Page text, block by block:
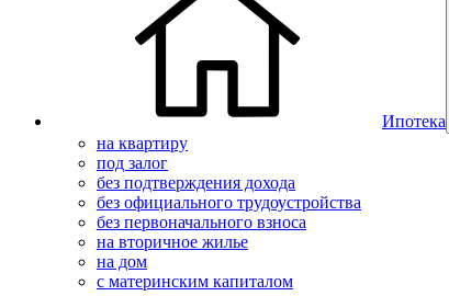
Ипотека
на квартиру
под залог
без подтверждения дохода
без официального трудоустройства
без первоначального взноса
на вторичное жилье
на дом
с материнским капиталом